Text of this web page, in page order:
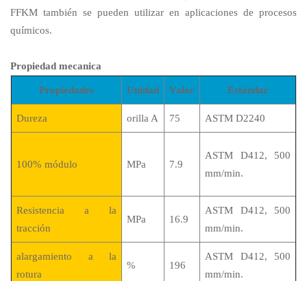
FFKM también se pueden utilizar en aplicaciones de procesos
químicos.
Propiedad mecanica
Propiedades Unidad Valor Estándar
Dureza orilla A 75 ASTM D2240
100% módulo MPa 7.9
ASTM D412, 500
mm/min.
Resistencia a la
tracción
MPa 16.9
ASTM D412, 500
mm/min.
alargamiento a la
rotura
% 196
ASTM D412, 500
mm/min.